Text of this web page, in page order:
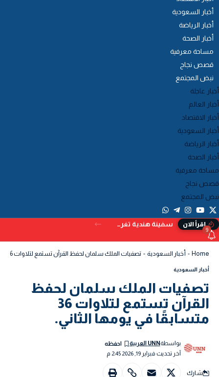
أخبار السعودية
أخبار الرياضة
أخبار الصحة
مساحة معرفية
قصص نجاح
نبض المجتمع
عاجلة
العالم
الاقتصاد
السعودية
الرياضة
الصحة
معرفية
نجاح
المجتمع
إقرأ الان سفينة هندية تغرق قبالة سواحل اليمن بعد تعرضها للإصابة بمقذوف
9
Home أخبار السعودية تصفيات الملك سلمان لحفظ القرآن تستمع لتلاوات 36 متسابقًا في يومها الثاني.
أخبار السعودية
تصفيات الملك سلمان لحفظ
القرآن تستمع لتلاوات 36
متسابقًا في يومها الثاني.
آخر تحديث فبراير 19, 2026 2:45 م
بواسطةUNN العربية
شارك